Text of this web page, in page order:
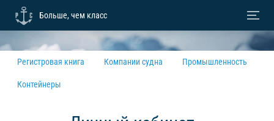
Больше, чем класс
Регистровая книга Компании судна Промышленность
Контейнеры